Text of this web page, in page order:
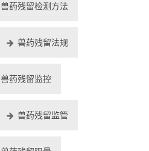
兽药残留检测方法
兽药残留法规
兽药残留监控
兽药残留监管